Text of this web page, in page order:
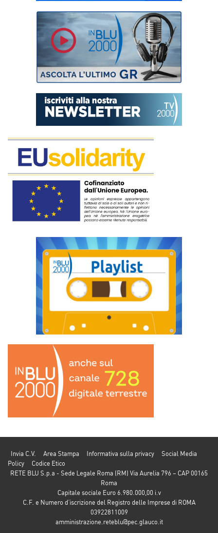
Invia C.V. Area Stampa Informativa sulla privacy
Social Media
Policy
Codice Etico
RETE BLU S.p.a - Sede Legale Roma (RM) Via Aurelia 796 – CAP 00165
Roma
Capitale sociale Euro 6.980.000,00 i.v
C.F. e Numero d’iscrizione del Registro delle Imprese di ROMA
03922811009
amministrazione.reteblu@pec.glauco.it